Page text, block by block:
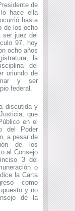
de
lo hace ella
hasta
de los ocho
juez del
97, hoy
ocho años
la
del
oriundo de
y ser
federal.
discutida y
que
en el
del Poder
a pesar de
de los
al Consejo
3 del
o
la Carta
como
y no
de la